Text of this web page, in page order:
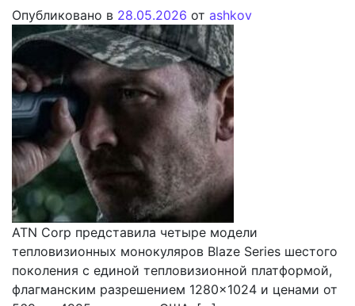
Опубликовано в 28.05.2026 от ashkov
ATN Corp представила четыре модели
тепловизионных монокуляров Blaze Series шестого
поколения с единой тепловизионной платформой,
флагманским разрешением 1280×1024 и ценами от